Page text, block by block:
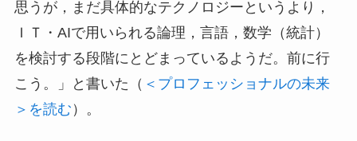
思うが，まだ具体的なテクノロジーというより，
ＩＴ・AIで用いられる論理，言語，数学（統計）
を検討する段階にとどまっているようだ。前に行
こう。」と書いた（ ＜プロフェッショナルの未来
＞を読む ）。